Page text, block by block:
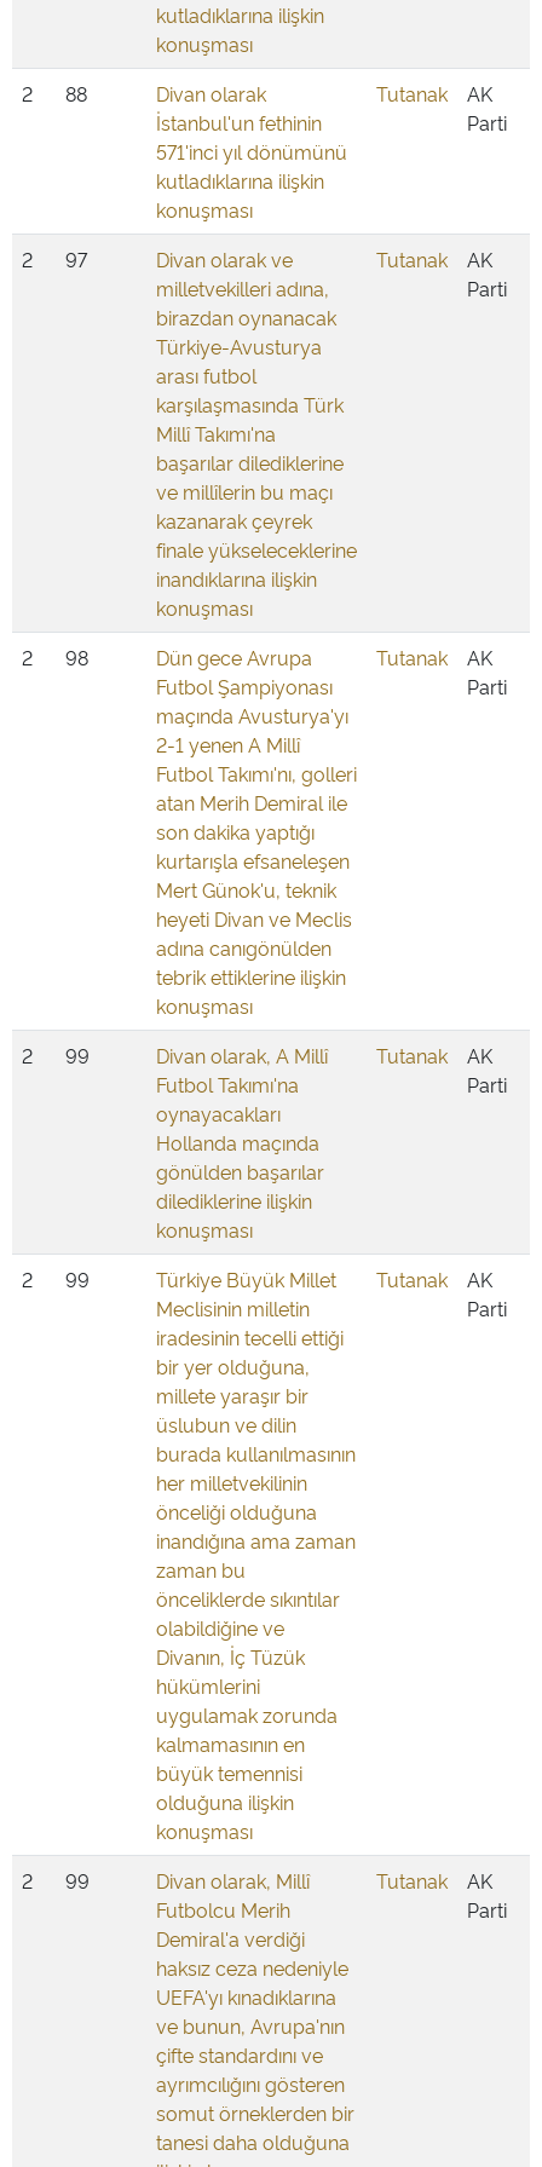
kutladıklarına ilişkin
konuşması
2 88
Divan olarak
İstanbul'un fethinin
571'inci yıl dönümünü
kutladıklarına ilişkin
konuşması
Tutanak
AK
Parti
2 97
Divan olarak ve
milletvekilleri adına,
birazdan oynanacak
Türkiye-Avusturya
arası futbol
karşılaşmasında Türk
Millî Takımı'na
başarılar dilediklerine
ve millîlerin bu maçı
kazanarak çeyrek
finale yükseleceklerine
inandıklarına ilişkin
konuşması
Tutanak
AK
Parti
2 98
Dün gece Avrupa
Futbol Şampiyonası
maçında Avusturya'yı
2-1 yenen A Millî
Futbol Takımı'nı, golleri
atan Merih Demiral ile
son dakika yaptığı
kurtarışla efsaneleşen
Mert Günok'u, teknik
heyeti Divan ve Meclis
adına canıgönülden
tebrik ettiklerine ilişkin
konuşması
Tutanak
AK
Parti
2 99
Divan olarak, A Millî
Futbol Takımı'na
oynayacakları
Hollanda maçında
gönülden başarılar
dilediklerine ilişkin
konuşması
Tutanak
AK
Parti
2 99
Türkiye Büyük Millet
Meclisinin milletin
iradesinin tecelli ettiği
bir yer olduğuna,
millete yaraşır bir
üslubun ve dilin
burada kullanılmasının
her milletvekilinin
önceliği olduğuna
inandığına ama zaman
zaman bu
önceliklerde sıkıntılar
olabildiğine ve
Divanın, İç Tüzük
hükümlerini
uygulamak zorunda
kalmamasının en
büyük temennisi
olduğuna ilişkin
konuşması
Tutanak
AK
Parti
2 99
Divan olarak, Millî
Futbolcu Merih
Demiral'a verdiği
haksız ceza nedeniyle
UEFA'yı kınadıklarına
ve bunun, Avrupa'nın
çifte standardını ve
ayrımcılığını gösteren
somut örneklerden bir
tanesi daha olduğuna
Tutanak
AK
Parti